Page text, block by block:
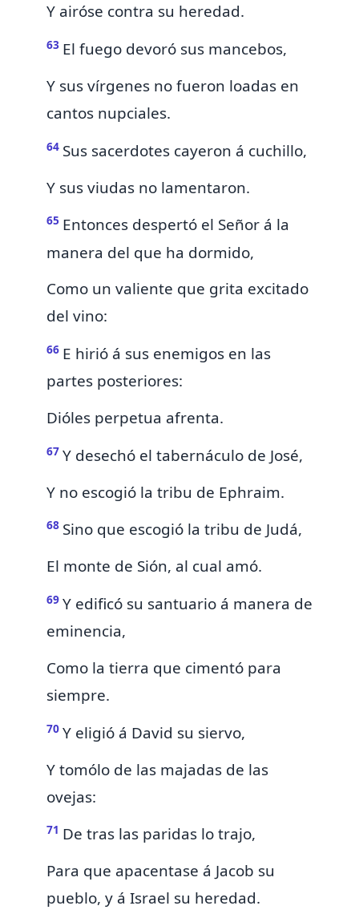
Y airóse contra su heredad.
63 El fuego devoró sus mancebos,
Y sus vírgenes no fueron loadas en
cantos nupciales.
64 Sus sacerdotes cayeron á cuchillo,
Y sus viudas no lamentaron.
65 Entonces despertó el Señor á la
manera del que ha dormido,
Como un valiente que grita excitado
del vino:
66 E hirió á sus enemigos en las
partes posteriores:
Dióles perpetua afrenta.
67 Y desechó el tabernáculo de José,
Y no escogió la tribu de Ephraim.
68 Sino que escogió la tribu de Judá,
El monte de Sión, al cual amó.
69 Y edificó su santuario á manera de
eminencia,
Como la tierra que cimentó para
siempre.
70 Y eligió á David su siervo,
Y tomólo de las majadas de las
ovejas:
71 De tras las paridas lo trajo,
Para que apacentase á Jacob su
pueblo, y á Israel su heredad.